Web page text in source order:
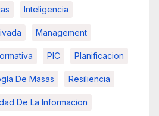
Inteligencia
Management
PIC Planificacion
De Masas Resiliencia
De La Informacion